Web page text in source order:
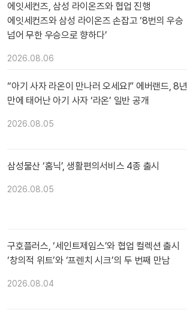
에잇세컨즈, 삼성 라이온즈와 협업 진행
에잇세컨즈와 삼성 라이온즈 손잡고 ‘8번의 우승
넘어 무한 우승으로 향하다’
2026.08.06
“아기 사자 라온이 만나러 오세요!” 에버랜드, 8년
만에 태어난 아기 사자 ‘라온’ 일반 공개
2026.08.05
삼성물산 ‘홈닉’, 생활편의서비스 4종 출시
2026.08.05
구호플러스, ‘세인트제임스’와 협업 컬렉션 출시
‘창의적 위트’와 ‘프렌치 시크’의 두 번째 만남
2026.08.04